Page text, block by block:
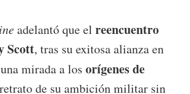
adelantó que el reencuentro
Scott, tras su exitosa alianza en
mirada a los orígenes de
de su ambición militar sin